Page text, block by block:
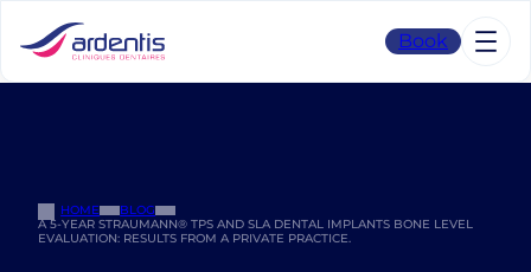
content
Book
HOME
BLOG
A 5-YEAR STRAUMANN® TPS AND SLA DENTAL IMPLANTS BONE LEVEL
EVALUATION: RESULTS FROM A PRIVATE PRACTICE.